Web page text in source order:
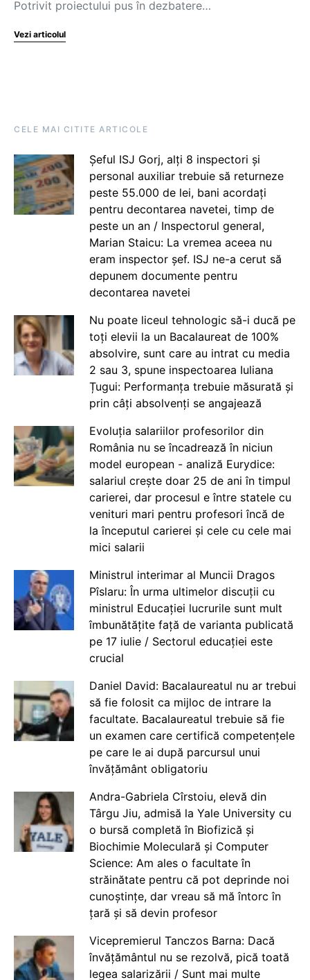
Potrivit proiectului pus în dezbatere…
Vezi articolul
CELE MAI CITITE ARTICOLE
Șeful ISJ Gorj, alți 8 inspectori și
personal auxiliar trebuie să returneze
peste 55.000 de lei, bani acordați
pentru decontarea navetei, timp de
peste un an / Inspectorul general,
Marian Staicu: La vremea aceea nu
eram inspector șef. ISJ ne-a cerut să
depunem documente pentru
decontarea navetei
Nu poate liceul tehnologic să-i ducă pe
toți elevii la un Bacalaureat de 100%
absolvire, sunt care au intrat cu media
2 sau 3, spune inspectoarea Iuliana
Țugui: Performanța trebuie măsurată și
prin câți absolvenți se angajează
Evoluția salariilor profesorilor din
România nu se încadrează în niciun
model european - analiză Eurydice:
salariul crește doar 25 de ani în timpul
carierei, dar procesul e între statele cu
venituri mari pentru profesori încă de
la începutul carierei și cele cu cele mai
mici salarii
Ministrul interimar al Muncii Dragos
Pîslaru: În urma ultimelor discuții cu
ministrul Educației lucrurile sunt mult
îmbunătățite față de varianta publicată
pe 17 iulie / Sectorul educației este
crucial
Daniel David: Bacalaureatul nu ar trebui
să fie folosit ca mijloc de intrare la
facultate. Bacalaureatul trebuie să fie
un examen care certifică competențele
pe care le ai după parcursul unui
învățământ obligatoriu
Andra-Gabriela Cîrstoiu, elevă din
Târgu Jiu, admisă la Yale University cu
o bursă completă în Biofizică și
Biochimie Moleculară și Computer
Science: Am ales o facultate în
străinătate pentru că pot deprinde noi
cunoștințe, dar vreau să mă întorc în
țară și să devin profesor
Vicepremierul Tanczos Barna: Dacă
învățământul nu se rezolvă, pică toată
legea salarizării / Sunt mai multe